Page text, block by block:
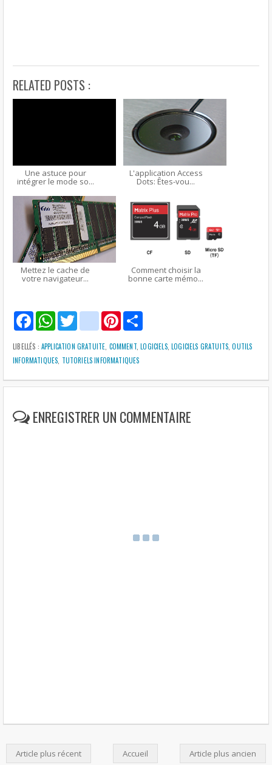
RELATED POSTS :
Une astuce pour
intégrer le mode so...
L'application Access
Dots: Êtes-vou...
Mettez le cache de
votre navigateur...
Comment choisir la
bonne carte mémo...
F
a
c
e
b
o
k
W
h
a
t
s
A
p
T
t
t
e
g
m
a
i
l
P
i
n
t
e
r
s
r
LIBELLÉS : APPLICATION GRATUITE COMMENT,LOGICIELS,LOGICIELS GRATUITS ,OUTILS
INFORMATIQUES TUTORIELS INFORMATIQUES
ENREGISTRER UN COMMENTAIRE
Article plus récent Article plus ancien
Accueil